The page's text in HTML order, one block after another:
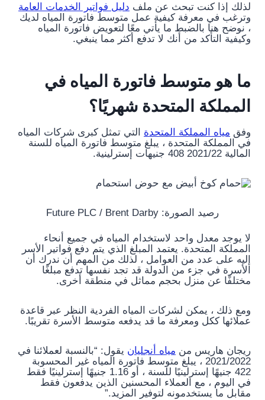
لذلك إذا كنت تبحث عن ملف دليل فواتير الخدمات العامة
وترغب في معرفة كيفية عمل متوسط ​​فاتورة المياه لديك
، نوضح هنا بالضبط ما يأتي معًا لتعويض فاتورة المياه
وكيفية التأكد من أنك لا تدفع أكثر مما ينبغي.
ما هو متوسط ​​فاتورة المياه في
المملكة المتحدة شهريًا؟
وفق مياه المملكة المتحدة التي تمثل كبرى شركات المياه
في المملكة المتحدة ، يبلغ متوسط ​​فاتورة المياه للسنة
المالية 2021/22 408 جنيهات إسترلينية.
رصيد الصورة: Future PLC / Brent Darby
لا يوجد معدل واحد لاستخدام المياه في جميع أنحاء
المملكة المتحدة. يعتمد المبلغ الذي يتم دفع فواتير الأسر
إليه على عدد من العوامل ، لذلك من المهم أن ندرك أن
الأسرة في جزء من الدولة قد تجد نفسها تدفع مبلغًا
مختلفًا عن منزل بحجم مماثل في منطقة أخرى.
ومع ذلك ، يمكن لشركات المياه الفردية النظر عبر قاعدة
عملائها ككل ومعرفة ما قد يدفعه متوسط ​​الأسرة تقريبًا.
ريجان هاريس من مياه أنجليان يقول: “بالنسبة لعملائنا في
2021/2022 ، يبلغ متوسط ​​فاتورة المياه غير المحسوبة
422 جنيهًا إسترلينيًا للسنة ، أو 1.16 جنيهًا إسترلينيًا فقط
في اليوم ، مع العملاء المحسنين الذين يدفعون فقط
مقابل ما يستخدمونه لتوفير المزيد.”